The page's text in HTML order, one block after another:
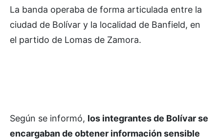
La banda operaba de forma articulada entre la
ciudad de Bolívar y la localidad de Banfield, en
el partido de Lomas de Zamora.
Según se informó, los integrantes de Bolívar se
encargaban de obtener información sensible